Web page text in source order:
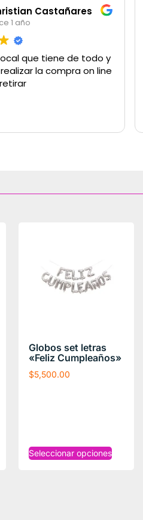
de todo y
on line
Excelente
Globos set letras
«Feliz Cumpleaños»
$5,500.00
Seleccionar opciones